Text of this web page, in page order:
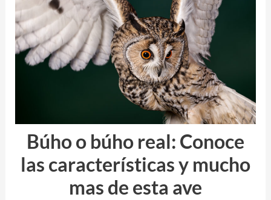
Búho o búho real: Conoce
las características y mucho
mas de esta ave